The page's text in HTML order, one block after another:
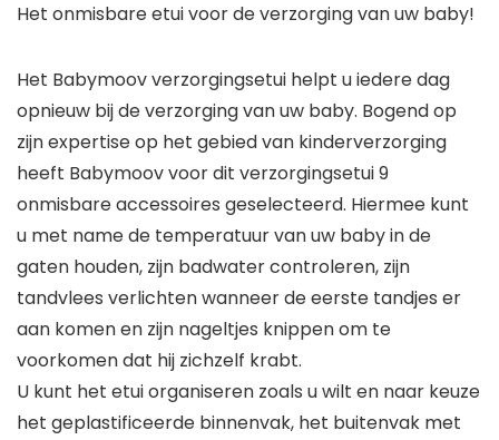
Het onmisbare etui voor de verzorging van uw baby!
Het Babymoov verzorgingsetui helpt u iedere dag
opnieuw bij de verzorging van uw baby. Bogend op
zijn expertise op het gebied van kinderverzorging
heeft Babymoov voor dit verzorgingsetui 9
onmisbare accessoires geselecteerd. Hiermee kunt
u met name de temperatuur van uw baby in de
gaten houden, zijn badwater controleren, zijn
tandvlees verlichten wanneer de eerste tandjes er
aan komen en zijn nageltjes knippen om te
voorkomen dat hij zichzelf krabt.
U kunt het etui organiseren zoals u wilt en naar keuze
het geplastificeerde binnenvak, het buitenvak met